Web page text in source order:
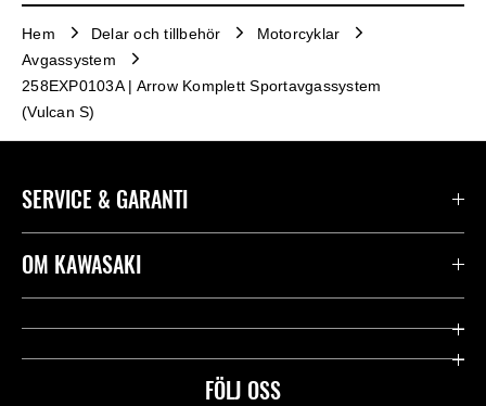
Hem Delar och tillbehör
Motorcyklar
Avgassystem
258EXP0103A | Arrow Komplett Sportavgassystem
(Vulcan S)
FÖLJ OSS
SERVICE & GARANTI
Kontakta oss
Användbara länkar
OM KAWASAKI
Företag